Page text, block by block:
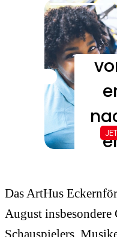
Das ArtHus
August
Schauspielers,